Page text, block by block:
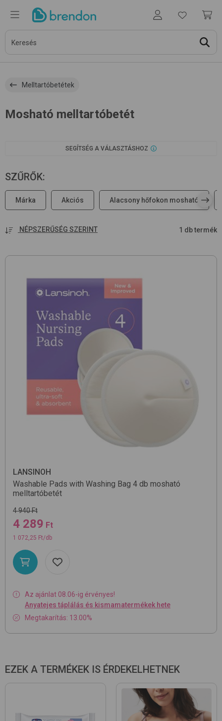
Melltartóbetétek
Mosható melltartóbetét
SEGÍTSÉG A VÁLASZTÁSHOZ
SZŰRŐK:
Márka Akciós Alacsony hőfokon mosható
NÉPSZERŰSÉG SZERINT 1 db termék
LANSINOH
Washable Pads with Washing Bag 4 db mosható
melltartóbetét
4 940 Ft
4 289 Ft
1 072,25 Ft/db
Az ajánlat 08.06-ig érvényes!
Anyatejes táplálás és kismamatermékek hete
Megtakarítás: 13.00%
EZEK A TERMÉKEK IS ÉRDEKELHETNEK